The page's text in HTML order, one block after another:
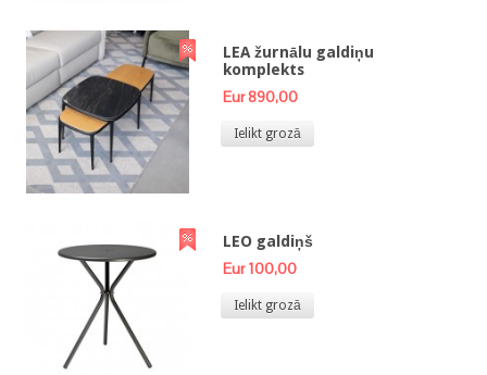
LEA žurnālu galdiņu
komplekts
Eur 890,00
Ielikt grozā
LEO galdiņš
Eur 100,00
Ielikt grozā